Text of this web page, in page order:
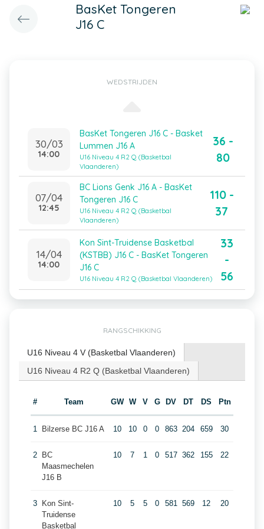
BasKet Tongeren
J16 C
WEDSTRIJDEN
30/03
14:00
BasKet Tongeren J16 C - Basket
Lummen J16 A
U16 Niveau 4 R2 Q (Basketbal
Vlaanderen)
36 -
80
07/04
12:45
BC Lions Genk J16 A - BasKet
Tongeren J16 C
U16 Niveau 4 R2 Q (Basketbal
Vlaanderen)
110 -
37
14/04
14:00
Kon Sint-Truidense Basketbal
(KSTBB) J16 C - BasKet Tongeren
J16 C
U16 Niveau 4 R2 Q (Basketbal Vlaanderen)
33
-
56
RANGSCHIKKING
U16 Niveau 4 V (Basketbal Vlaanderen)
U16 Niveau 4 R2 Q (Basketbal Vlaanderen)
# Team GW W V G DV DT DS Ptn
1 Bilzerse BC J16 A 10 10 0 0 863 204 659 30
2
BC
Maasmechelen
J16 B
10 7 1 0 517 362 155 22
3
Kon Sint-
Truidense
Basketbal
10 5 5 0 581 569 12 20